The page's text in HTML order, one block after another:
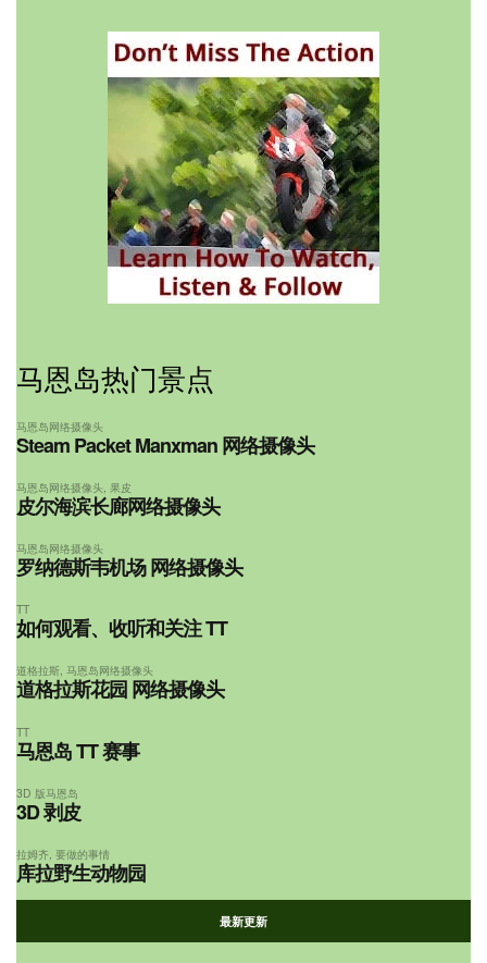
马恩岛热门景点
马恩岛网络摄像头
Steam Packet Manxman 网络摄像头
马恩岛网络摄像头 果皮
皮尔海滨长廊网络摄像头
马恩岛网络摄像头
罗纳德斯韦机场 网络摄像头
TT
如何观看、收听和关注 TT
道格拉斯, 马恩岛网络摄像头
道格拉斯花园 网络摄像头
TT
马恩岛 TT 赛事
3D 版马恩岛
3D 剥皮
拉姆齐 要做的事情
库拉野生动物园
最新更新